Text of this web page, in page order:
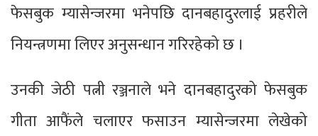
फेसबुक म्यासेन्जरमा भनेपछि दानबहादुरलाई प्रहरीले
नियन्त्रणमा लिएर अनुसन्धान गरिरहेको छ ।
उनकी जेठी पत्नी रञ्जनाले भने दानबहादुरको फेसबुक
गीता आफैंले चलाएर फसाउन म्यासेन्जरमा लेखेको